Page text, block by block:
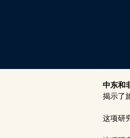
中东和
揭示了
这项研